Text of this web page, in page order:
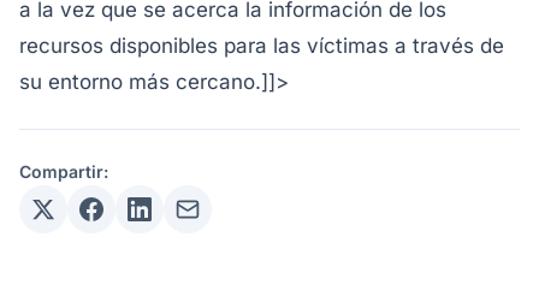
a la vez que se acerca la información de los
recursos disponibles para las víctimas a través de
su entorno más cercano.]]>
Compartir: